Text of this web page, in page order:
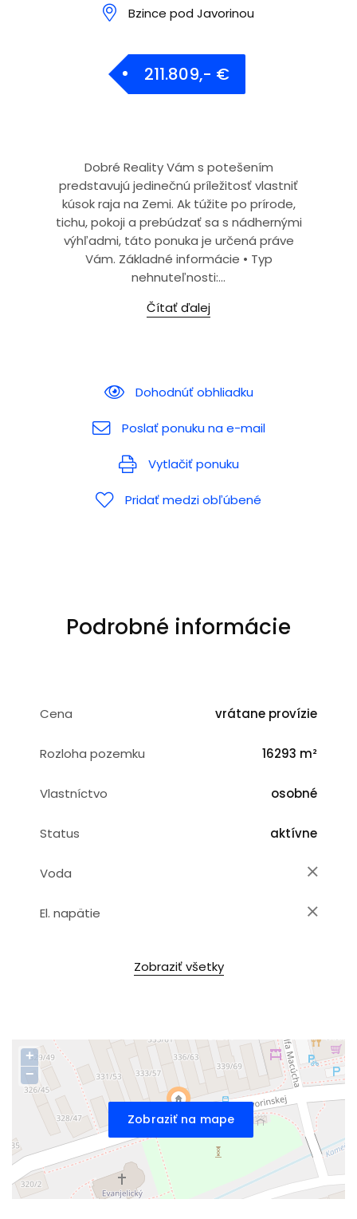
Bzince pod Javorinou
211.809,- €
Dobré Reality Vám s potešením
predstavujú jedinečnú príležitosť vlastniť
kúsok raja na Zemi. Ak túžite po prírode,
tichu, pokoji a prebúdzať sa s nádhernými
výhľadmi, táto ponuka je určená práve
Vám. Základné informácie • Typ
nehnuteľnosti:...
Čítať ďalej
Dohodnúť obhliadku
Poslať ponuku na e-mail
Vytlačiť ponuku
Pridať medzi obľúbené
Podrobné informácie
Cena vrátane provízie
Rozloha pozemku 16293 m²
Vlastníctvo osobné
Status aktívne
Voda
El. napätie
Zobraziť všetky
Zobraziť na mape
+
−